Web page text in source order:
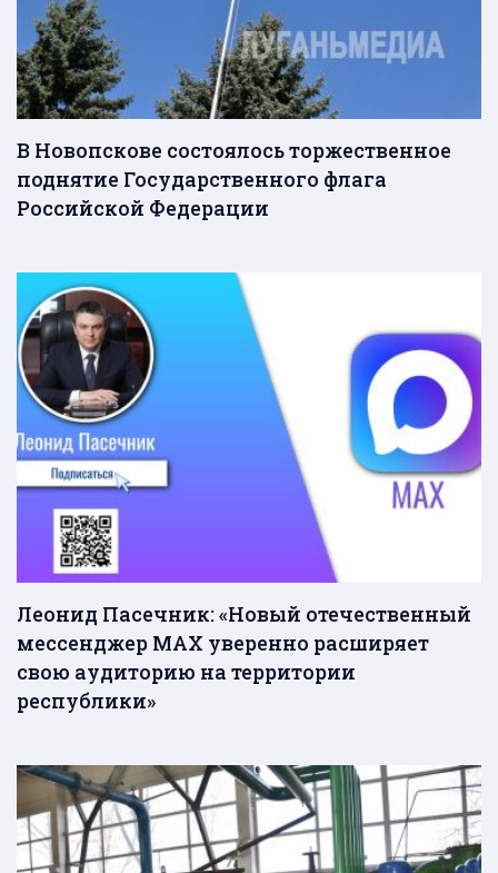
В Новопскове состоялось торжественное
поднятие Государственного флага
Российской Федерации
Леонид Пасечник: «Новый отечественный
мессенджер MAX уверенно расширяет
свою аудиторию на территории
республики»